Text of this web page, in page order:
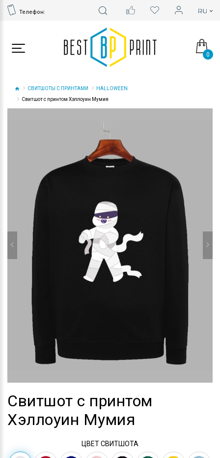
Телефон:
0
СВИТШОТЫ С ПРИНТАМИ
HALLOWEEN
Свитшот с принтом Хэллоуин Мумия
Свитшот с принтом
Хэллоуин Мумия
ЦВЕТ СВИТШОТА